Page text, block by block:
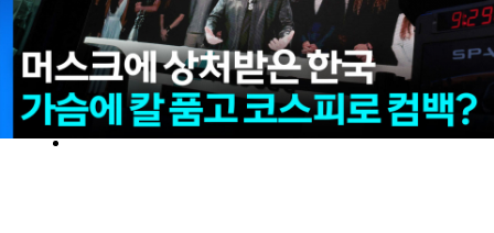
실시간 정보
AD